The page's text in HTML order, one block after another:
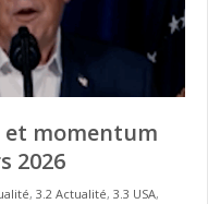
et momentum
2026
, 3.2 Actualité, 3.3 USA,